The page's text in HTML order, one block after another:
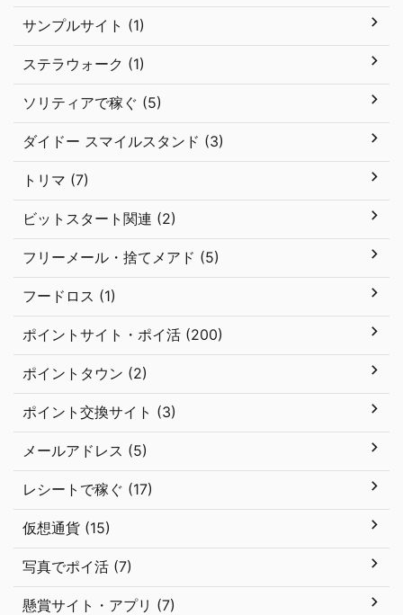
サンプルサイト (1)
ステラウォーク (1)
ソリティアで稼ぐ (5)
ダイドー スマイルスタンド (3)
トリマ (7)
ビットスタート関連 (2)
フリーメール・捨てメアド (5)
フードロス (1)
ポイントサイト・ポイ活 (200)
ポイントタウン (2)
ポイント交換サイト (3)
メールアドレス (5)
レシートで稼ぐ (17)
仮想通貨 (15)
写真でポイ活 (7)
懸賞サイト・アプリ (7)